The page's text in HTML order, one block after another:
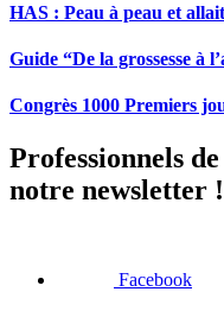
HAS : Peau à peau et
Guide “De la grossesse à
Congrès 1000 Premiers
Professionnels
notre newsletter !
Facebook